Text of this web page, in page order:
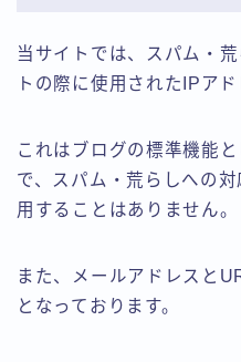
当サイトでは、スパム・
トの際に使用されたIPア
これはブログの標準機能
で、スパム・荒らしへの
用することはありません。
また、メールアドレスと
となっております。